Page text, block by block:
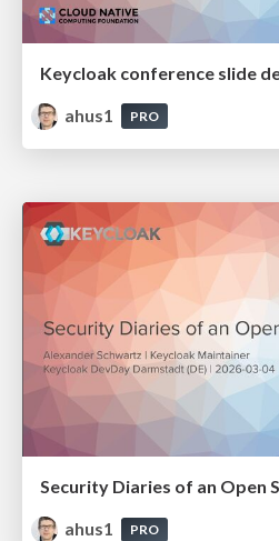
Keycloak conference slide
ahus1
PRO
Security Diaries of an Open
ahus1
PRO